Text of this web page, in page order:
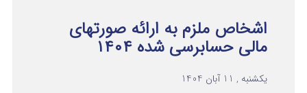
اشخاص ملزم به ارائه صورتهای
مالی حسابرسی شده ۱۴۰۴
یکشنبه , 11 آبان 1404